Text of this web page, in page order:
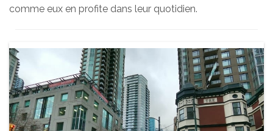
comme eux en profite dans leur quotidien.